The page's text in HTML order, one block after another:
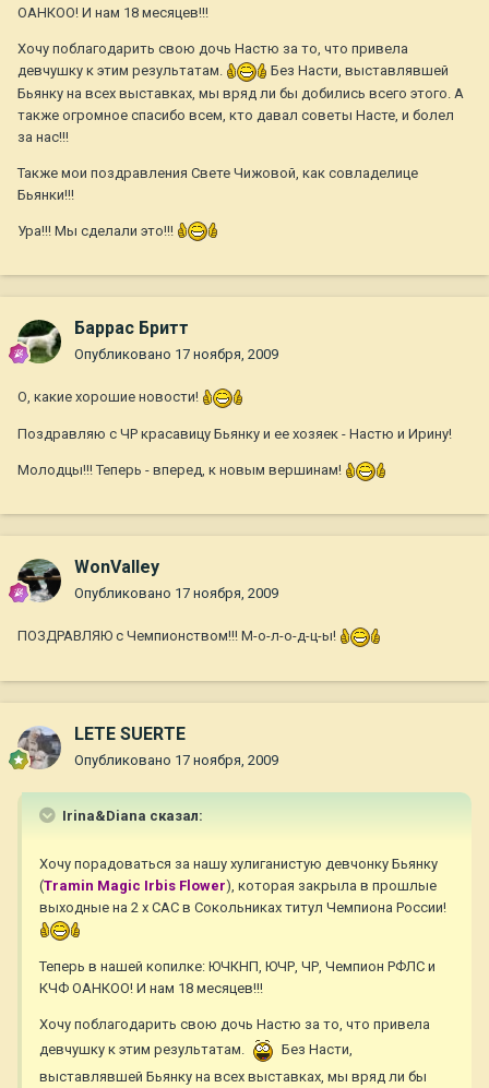
ОАНКОО! И нам 18 месяцев!!!
Хочу поблагодарить свою дочь Настю за то, что привела
девчушку к этим результатам.
Без Насти, выставлявшей
Бьянку на всех выставках, мы вряд ли бы добились всего этого. А
также огромное спасибо всем, кто давал советы Насте, и болел
за нас!!!
Также мои поздравления Свете Чижовой, как совладелице
Бьянки!!!
Ура!!! Мы сделали это!!!
Баррас Бритт
Опубликовано 17 ноября, 2009
О, какие хорошие новости!
Поздравляю с ЧР красавицу Бьянку и ее хозяек - Настю и Ирину!
Молодцы!!! Теперь - вперед, к новым вершинам!
WonValley
Опубликовано 17 ноября, 2009
ПОЗДРАВЛЯЮ с Чемпионством!!! М-о-л-о-д-ц-ы!
LETE SUERTE
Опубликовано 17 ноября, 2009
Irina&Diana сказал:
Хочу порадоваться за нашу хулиганистую девчонку Бьянку
(Tramin Magic Irbis Flower), которая закрыла в прошлые
выходные на 2 х САС в Сокольниках титул Чемпиона России!
Теперь в нашей копилке: ЮЧКНП, ЮЧР, ЧР, Чемпион РФЛС и
КЧФ ОАНКОО! И нам 18 месяцев!!!
Хочу поблагодарить свою дочь Настю за то, что привела
девчушку к этим результатам.
Без Насти,
выставлявшей Бьянку на всех выставках, мы вряд ли бы